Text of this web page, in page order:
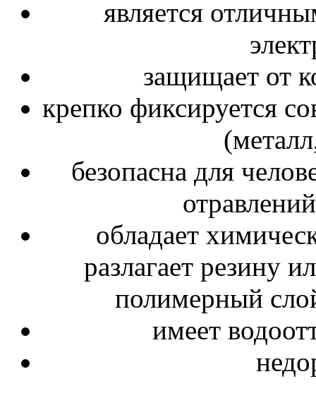
является
защищает от
крепко фиксируется
безопасна для
обладает
разлагает резину
полимерный
имеет